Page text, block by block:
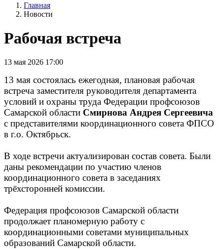
Главная
Новости
Рабочая встреча
13 мая 2026 17:00
13 мая состоялась ежегодная, плановая рабочая
встреча заместителя руководителя департамента
условий и охраны труда Федерации профсоюзов
Самарской области Смирнова Андрея Сергеевича
с представителями координационного совета ФПСО
в г.о. Октябрьск.
В ходе встречи актуализирован состав совета. Были
даны рекомендации по участию членов
координационного совета в заседаниях
трёхсторонней комиссии.
Федерация профсоюзов Самарской области
продолжает планомерную работу с
координационными советами муниципальных
образований Самарской области.